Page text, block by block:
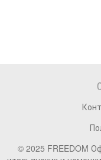
© 2025 FREEDOM